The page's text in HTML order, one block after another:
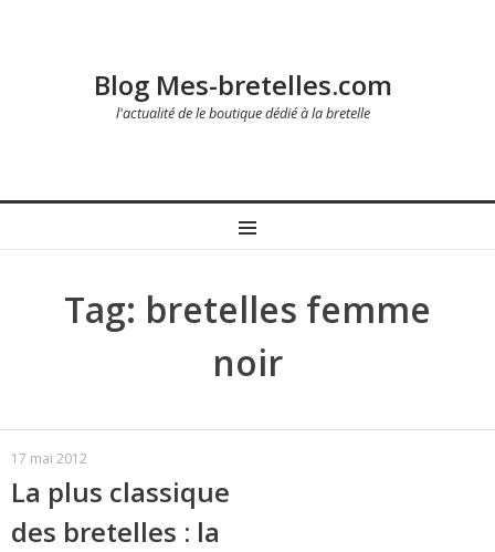
Blog Mes-bretelles.com
l'actualité de le boutique dédié à la bretelle
MENU
Tag: bretelles femme
noir
17 mai 2012
La plus classique
des bretelles : la